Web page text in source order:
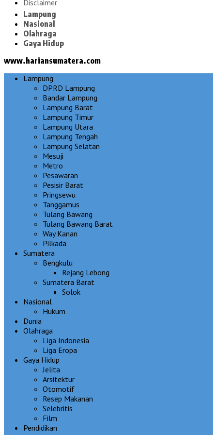
Disclaimer
Lampung
Nasional
Olahraga
Gaya Hidup
www.hariansumatera.com
Lampung
DPRD Lampung
Bandar Lampung
Lampung Barat
Lampung Timur
Lampung Utara
Lampung Tengah
Lampung Selatan
Mesuji
Metro
Pesawaran
Pesisir Barat
Pringsewu
Tanggamus
Tulang Bawang
Tulang Bawang Barat
Way Kanan
Pilkada
Sumatera
Bengkulu
Rejang Lebong
Sumatera Barat
Solok
Nasional
Hukum
Dunia
Olahraga
Liga Indonesia
Liga Eropa
Gaya Hidup
Jelita
Arsitektur
Otomotif
Resep Makanan
Selebritis
Film
Pendidikan